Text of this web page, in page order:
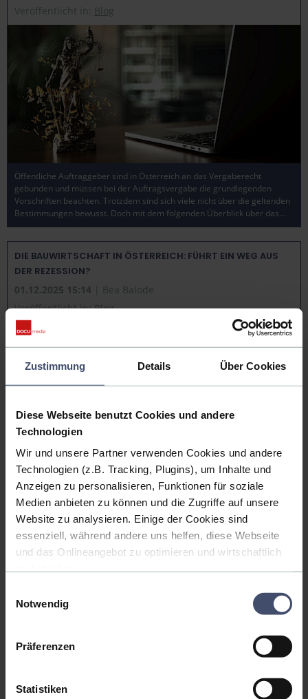
Zustimmung Details Über Cookies
Diese Webseite benutzt Cookies und andere
Technologien
Wir und unsere Partner verwenden Cookies und andere
Technologien (z.B. Tracking, Plugins), um Inhalte und
Anzeigen zu personalisieren, Funktionen für soziale
Medien anbieten zu können und die Zugriffe auf unsere
Website zu analysieren. Einige der Cookies sind
essenziell, während andere uns helfen, diese Webseite
und das Onlineangebot zu optimieren und wirtschaftlich
Außerdem geben wir Informationen zu Ihrer Verwendung
unserer Website an unsere Partner für soziale Medien,
diese Informationen möglicherweise mit weiteren Daten
zusammen, die Sie ihnen bereitgestellt haben oder die
haben. Dabei kann es vorkommen, dass Ihre Daten auch
Notwendig
Präferenzen
Statistiken
Veröffentlicht in:
Blog
Öffentliche Auftraggeber sind in Österreich an das Vergaberecht
gebunden und müssen bei der Auftragsvergabe die grundlegenden
Vorschriften beachten. Trotzdem sind sich viele nicht über die geltenden
Bestimmungen bewusst. Doch mit dem folgenden Überblick über das…
DIE BAUWIRTSCHAFT IN ÖSTERREICH: FÜHRT EIN WEG AUS
DER REZESSION?
01.12.2025 15:14
| Bea Balode
Veröffentlicht in:Blog
Gesunkene Bauinvestitionen, ausbleibende Aufträge – Österreich steckt
seit 2022 in einem regelrechten Bautief. Selbst mit der auslaufenden
KIM-Verordnung und sinkenden Zinsen können Hausbauer sich
Bauprojekte weiterhin nicht leisten. Was wird für die Bauwirtschaft…
WIE SIE ENERGIEEFFIZIENT BAUEN
04.07.2025 10:25 | Hannah Simons